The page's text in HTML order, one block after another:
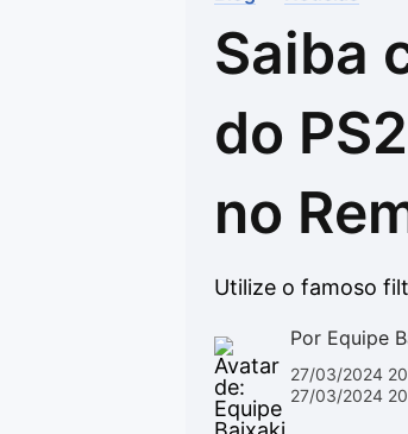
Saiba
do
no
Utilize o famoso
Por Equipe
27/03/2024
27/03/2024